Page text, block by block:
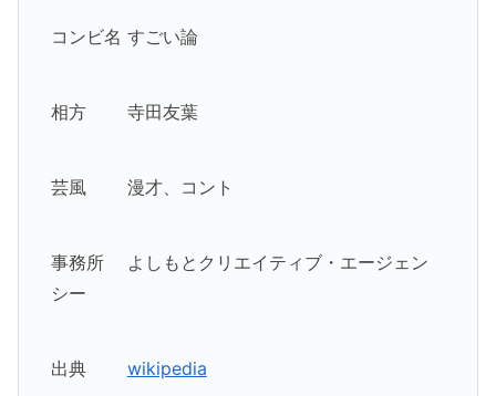
コンビ名 すごい論
相方 寺田友葉
芸風 漫才、コント
事務所 よしもとクリエイティブ・エージェン
シー
出典 wikipedia